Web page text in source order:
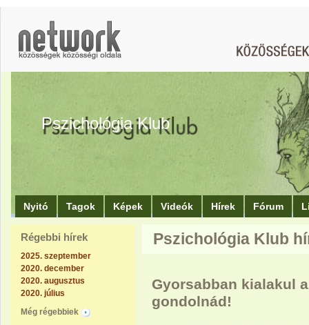
Pszichológia Klub
Nyitó Tagok Képek Videók Hírek Fórum
Régebbi hírek
2025. szeptember
2020. december
2020. augusztus
2020. július
Még régebbiek
Pszichológia Klub
Gyorsabban kialakul
gondolnád!